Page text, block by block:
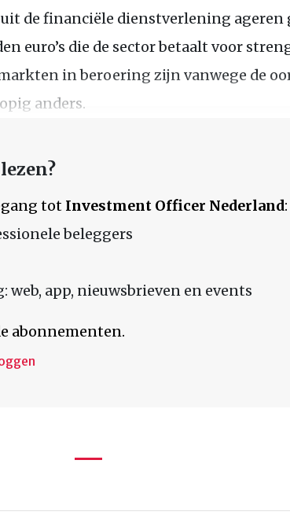
de financiële dienstverlening ageren
euro’s die de sector betaalt voor
in beroering zijn vanwege de
anders.
tot Investment Officer Nederland:
beleggers
web, app, nieuwsbrieven en events
abonnementen.